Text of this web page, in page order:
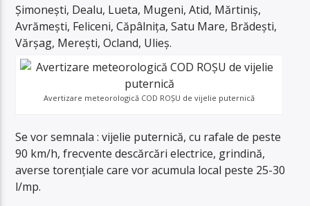
Șimonești, Dealu, Lueta, Mugeni, Atid, Mărtiniș,
Avrămești, Feliceni, Căpâlnița, Satu Mare, Brădești,
Vărșag, Merești, Ocland, Ulieș.
Avertizare meteorologică COD ROȘU de vijelie puternică
Se vor semnala : vijelie puternică, cu rafale de peste
90 km/h, frecvente descărcări electrice, grindină,
averse torențiale care vor acumula local peste 25-30
l/mp.